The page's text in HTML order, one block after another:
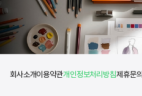
회사소개이용약관개인정보처리방침제휴문의